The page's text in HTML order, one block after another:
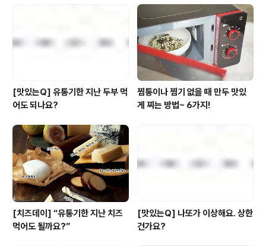
스터 보다는 매일 영어 유튜브 한 편씩 보기로, 프사를 목표
로 한 다이어트보다는 매 끼니 밥 한 숟가락씩 덜어내기 혹
은 매일 10분 이상 음악 들으며 산책하기 등등 뭔가 어렵고
거창한 목표를 현실..
[맛있는Q] 유통기한 지난 두부 먹
어도 되나요?
찜통이나 찜기 없을 때 만두 맛있
게 찌는 방법~ 6가지!
[치즈데이] “유통기한 지난 치즈
먹어도 될까요?”
[맛있는Q] 나또가 이상해요. 상한
건가요?